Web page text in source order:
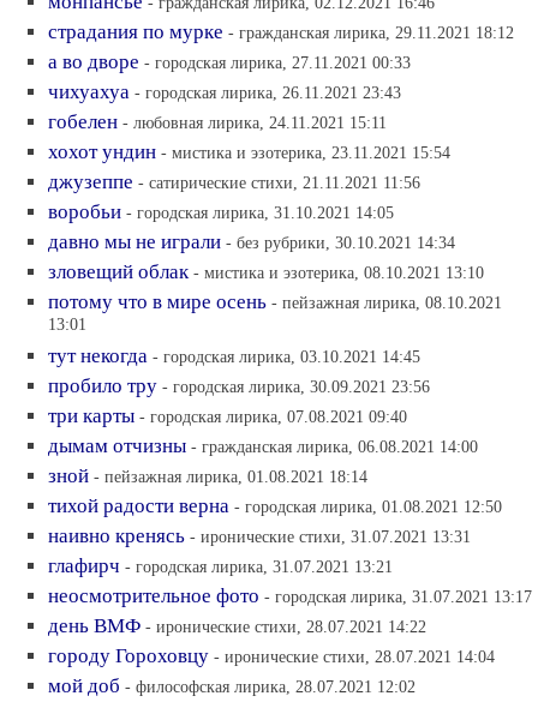
страдания по мурке - гражданская лирика, 29.11.2021 18:12
а во дворе - городская лирика, 27.11.2021 00:33
чихуахуа - городская лирика, 26.11.2021 23:43
гобелен - любовная лирика, 24.11.2021 15:11
хохот ундин - мистика и эзотерика, 23.11.2021 15:54
джузеппе - сатирические стихи, 21.11.2021 11:56
воробьи - городская лирика, 31.10.2021 14:05
давно мы не играли - без рубрики, 30.10.2021 14:34
зловещий облак - мистика и эзотерика, 08.10.2021 13:10
потому что в мире осень - пейзажная лирика, 08.10.2021
13:01
тут некогда - городская лирика, 03.10.2021 14:45
пробило тру - городская лирика, 30.09.2021 23:56
три карты - городская лирика, 07.08.2021 09:40
дымам отчизны - гражданская лирика, 06.08.2021 14:00
зной - пейзажная лирика, 01.08.2021 18:14
тихой радости верна - городская лирика, 01.08.2021 12:50
наивно кренясь - иронические стихи, 31.07.2021 13:31
глафирч - городская лирика, 31.07.2021 13:21
неосмотрительное фото - городская лирика, 31.07.2021 13:17
день ВМФ - иронические стихи, 28.07.2021 14:22
городу Гороховцу - иронические стихи, 28.07.2021 14:04
мой доб - философская лирика, 28.07.2021 12:02